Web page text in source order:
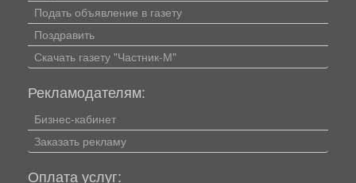
Подать объявление в газету
Поздравить
Скачать газету "Частник-М"
Рекламодателям:
Бизнес-кабинет
Заказать рекламу
Оплата услуг: